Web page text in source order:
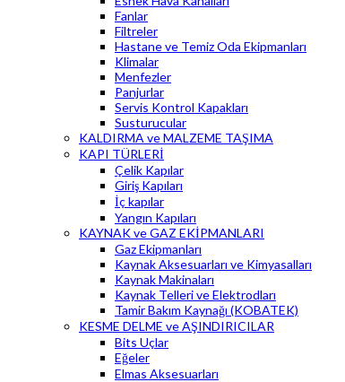
Fanlar
Filtreler
Hastane ve Temiz Oda Ekipmanları
Klimalar
Menfezler
Panjurlar
Servis Kontrol Kapakları
Susturucular
KALDIRMA ve MALZEME TAŞIMA
KAPI TÜRLERİ
Çelik Kapılar
Giriş Kapıları
İç kapılar
Yangın Kapıları
KAYNAK ve GAZ EKİPMANLARI
Gaz Ekipmanları
Kaynak Aksesuarları ve Kimyasalları
Kaynak Makinaları
Kaynak Telleri ve Elektrodları
Tamir Bakım Kaynağı (KOBATEK)
KESME DELME ve AŞINDIRICILAR
Bits Uçlar
Eğeler
Elmas Aksesuarları